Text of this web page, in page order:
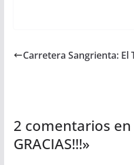
Carretera Sangrienta: El
2 comentarios en
GRACIAS!!!»